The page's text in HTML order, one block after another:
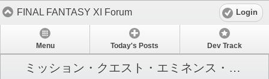
FINAL FANTASY XI Forum Login
Menu Today's Posts Dev Track
ミッション・クエスト・エミネンス・レコード